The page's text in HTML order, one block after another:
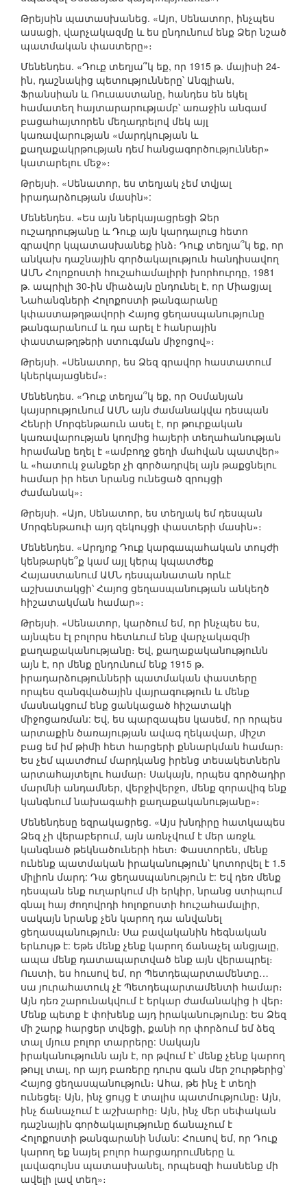
Թրեյսին պատասխանեց. «Այո, Սենատոր, ինչպես
ասացի, վարչակազմը և ես ընդունում ենք Ձեր նշած
պատմական փաստերը»։
Մենենդես. «Դուք տեղյա՞կ եք, որ 1915 թ. մայիսի 24-
ին, դաշնակից պետությունները՝ Անգլիան,
Ֆրանսիան և Ռուսաստանը, հանդես են եկել
համատեղ հայտարարությամբ՝ առաջին անգամ
բացահայտորեն մեղադրելով մեկ այլ
կառավարության «մարդկության և
քաղաքակրթության դեմ հանցագործություններ»
կատարելու մեջ»։
Թրեյսի. «Սենատոր, ես տեղյակ չեմ տվյալ
իրադարձության մասին»:
Մենենդես. «Ես այն ներկայացրեցի Ձեր
ուշադրությանը և Դուք այն կարդալուց հետո
գրավոր կպատասխանեք ինձ։ Դուք տեղյա՞կ եք, որ
անկախ դաշնային գործակալություն հանդիսավող
ԱՄՆ Հոլոքոստի հուշահամալիրի խորհուրդը, 1981
թ. ապրիլի 30-ին միաձայն ընդունել է, որ Միացյալ
Նահանգների Հոլոքոստի թանգարանը
կփաստաթղթավորի Հայոց ցեղասպանությունը
թանգարանում և դա արել է հանրային
փաստաթղթերի ստուգման միջոցով»։
Թրեյսի. «Սենատոր, ես Ձեզ գրավոր հաստատում
կներկայացնեմ»։
Մենենդես. «Դուք տեղյա՞կ եք, որ Օսմանյան
կայսրությունում ԱՄՆ այն ժամանակվա դեսպան
Հենրի Մորգենթաուն ասել է, որ թուրքական
կառավարության կողմից հայերի տեղահանության
հրամանը եղել է «ամբողջ ցեղի մահվան պատվեր»
և «հատուկ ջանքեր չի գործադրվել այն թաքցնելու
համար իր հետ նրանց ունեցած զրույցի
ժամանակ»։
Թրեյսի. «Այո, Սենատոր, ես տեղյակ եմ դեսպան
Մորգենթաուի այդ զեկույցի փաստերի մասին»։
Մենենդես. «Արդյոք Դուք կարգապահական տույժի
կենթարկե՞ք կամ այլ կերպ կպատժեք
Հայաստանում ԱՄՆ դեսպանատան որևէ
աշխատակցի՝ Հայոց ցեղասպանության անկեղծ
հիշատակման համար»։
Թրեյսի. «Սենատոր, կարծում եմ, որ ինչպես ես,
այնպես էլ բոլորս հետևում ենք վարչակազմի
քաղաքականությանը։ Եվ, քաղաքականությունն
այն է, որ մենք ընդունում ենք 1915 թ.
իրադարձությունների պատմական փաստերը
որպես զանգվածային վայրագություն և մենք
մասնակցում ենք ցանկացած հիշատակի
միջոցառման: Եվ, ես պարզապես կասեմ, որ որպես
արտաքին ծառայության ավագ ղեկավար, միշտ
բաց եմ իմ թիմի հետ հարցերի քննարկման համար։
Ես չեմ պատժում մարդկանց իրենց տեսակետներն
արտահայտելու համար։ Սակայն, որպես գործադիր
մարմնի անդամներ, վերջիվերջո, մենք զորավիգ ենք
կանգնում նախագահի քաղաքականությանը»։
Մենենդեսը եզրակացրեց. «Այս խնդիրը հատկապես
Ձեզ չի վերաբերում, այն առնչվում է մեր առջև
կանգնած թեկնածուների հետ։ Փաստորեն, մենք
ունենք պատմական իրականություն՝ կոտորվել է 1.5
միլիոն մարդ: Դա ցեղասպանություն է: Եվ դեռ մենք
դեսպան ենք ուղարկում մի երկիր, նրանց ստիպում
գնալ հայ ժողովրդի հոլոքոստի հուշահամալիր,
սակայն նրանք չեն կարող դա անվանել
ցեղասպանություն։ Սա բավականին հեգնական
երևույթ է: Եթե մենք չենք կարող ճանաչել անցյալը,
ապա մենք դատապարտված ենք այն վերապրել։
Ուստի, ես հուսով եմ, որ Պետդեպարտամենտը…
սա յուրահատուկ չէ Պետդեպարտամենտի համար։
Այն դեռ շարունակվում է երկար ժամանակից ի վեր։
Մենք պետք է փոխենք այդ իրականությունը: Ես Ձեզ
մի շարք հարցեր տվեցի, քանի որ փորձում եմ ձեզ
տալ մյուս բոլոր տարրերը: Սակայն
իրականությունն այն է, որ թվում է՝ մենք չենք կարող
թույլ տալ, որ այդ բառերը դուրս գան մեր շուրթերից՝
Հայոց ցեղասպանություն։ Ահա, թե ինչ է տեղի
ունեցել։ Այն, ինչ ցույց է տալիս պատմությունը։ Այն,
ինչ ճանաչում է աշխարհը։ Այն, ինչ մեր սեփական
դաշնային գործակալությունը ճանաչում է
Հոլոքոստի թանգարանի նման: Հուսով եմ, որ Դուք
կարող եք նայել բոլոր հարցադրումները և
լավագույնս պատասխանել, որպեսզի հասնենք մի
ավելի լավ տեղ»։